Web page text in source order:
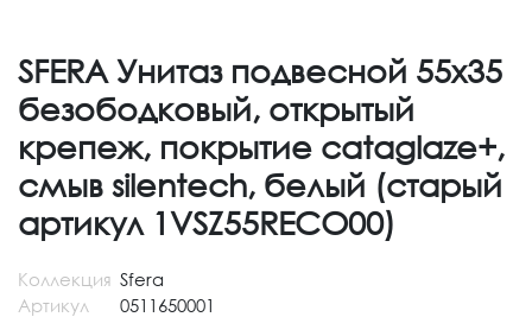
SFERA Унитаз подвесной 55х35
безободковый, открытый
крепеж, покрытие cataglaze+,
смыв silentech, белый (старый
артикул 1VSZ55RECO00)
Коллекция Sfera
Артикул
0511650001